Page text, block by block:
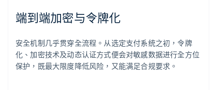
端到端加密与令牌化
安全机制几乎贯穿全流程。从选定支付系统之初，令牌
化、加密技术及动态认证方式便会对敏感数据进行全方位
保护，既最大限度降低风险，又能满足合规要求。